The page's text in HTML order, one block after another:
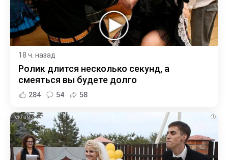
18 ч. назад
Ролик длится несколько секунд, а
смеяться вы будете долго
284 54 58
i